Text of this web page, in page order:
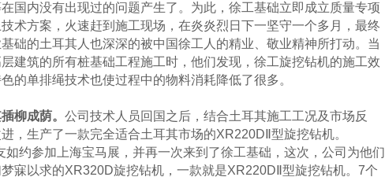
国内没有出现过的问题产生了。为此，徐工基础立即成立质量专项
术方案，火速赶到施工现场，在炎炎烈日下一坚守一个多月，最终
础的土耳其人也深深的被中国徐工人的精业、敬业精神所打动。当
建筑的所有桩基础工程施工时，他们发现，徐工旋挖钻机的施工效
的单排绳技术也使过程中的物料消耗降低了很多。
柳成荫。公司技术人员回国之后，结合土耳其施工工况及市场反
，生产了一款完全适合土耳其市场的XR220DⅡ型旋挖钻机。
参加上海宝马展，并再一次来到了徐工基础，这次，公司为他们
寐以求的XR320D旋挖钻机，一款就是XR220DⅡ型旋挖钻机。7个